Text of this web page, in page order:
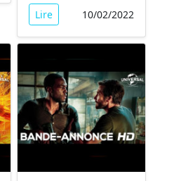
Lire 10/02/2022